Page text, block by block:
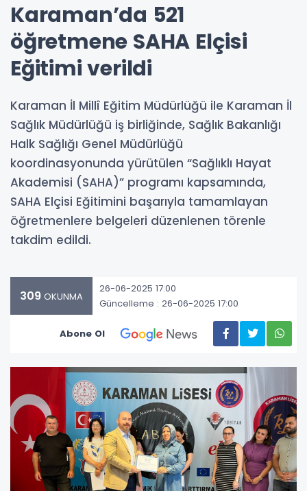
Karaman’da 521
öğretmene SAHA Elçisi
Eğitimi verildi
Karaman İl Millî Eğitim Müdürlüğü ile Karaman İl
Sağlık Müdürlüğü iş birliğinde, Sağlık Bakanlığı
Halk Sağlığı Genel Müdürlüğü
koordinasyonunda yürütülen “Sağlıklı Hayat
Akademisi (SAHA)” programı kapsamında,
SAHA Elçisi Eğitimini başarıyla tamamlayan
öğretmenlere belgeleri düzenlenen törenle
takdim edildi.
309 OKUNMA
26-06-2025 17:00
Güncelleme : 26-06-2025 17:00
Abone Ol